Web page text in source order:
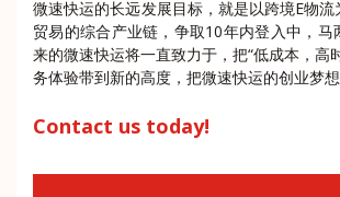
微速快运的长远发展目标，就是以跨境E物
贸易的综合产业链，争取10年内登入中，马
来的微速快运将一直致力于，把“低成本，高
务体验带到新的高度，把微速快运的创业梦想
Contact us today!